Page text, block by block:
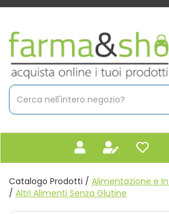
Passa
contenuto
principale
Farmacia
Massaro
Cerca
Prodotto
Catalogo Prodotti / Alimentazione e
/ Altri Alimenti Senza Glutine